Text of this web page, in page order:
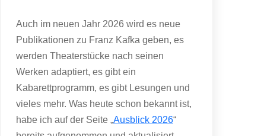
Auch im neuen Jahr 2026 wird es neue
Publikationen zu Franz Kafka geben, es
werden Theaterstücke nach seinen
Werken adaptiert, es gibt ein
Kabarettprogramm, es gibt Lesungen und
vieles mehr. Was heute schon bekannt ist,
habe ich auf der Seite „Ausblick 2026“